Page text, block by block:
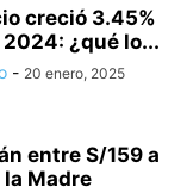
creció 3.45%
¿qué lo...
- 20 enero, 2025
entre S/159 a
Madre